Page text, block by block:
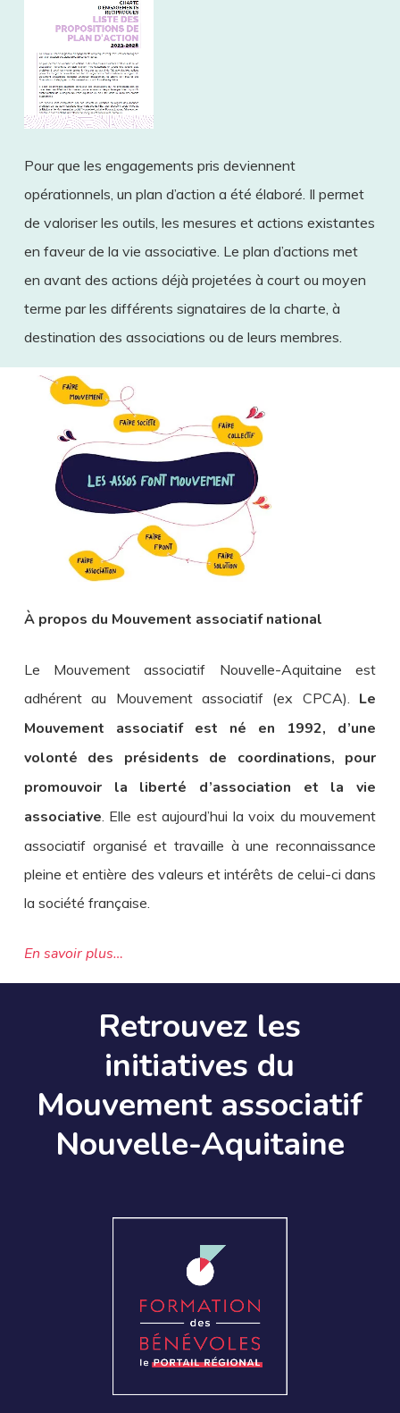
Pour que les engagements pris deviennent
opérationnels, un plan d’action a été élaboré. Il permet
de valoriser les outils, les mesures et actions existantes
en faveur de la vie associative. Le plan d’actions met
en avant des actions déjà projetées à court ou moyen
terme par les différents signataires de la charte, à
destination des associations ou de leurs membres.
À propos du Mouvement associatif national
Le Mouvement associatif Nouvelle-Aquitaine est
adhérent au Mouvement associatif (ex CPCA). Le
Mouvement associatif est né en 1992, d’une
volonté des présidents de coordinations, pour
promouvoir la liberté d’association et la vie
associative . Elle est aujourd’hui la voix du mouvement
associatif organisé et travaille à une reconnaissance
pleine et entière des valeurs et intérêts de celui-ci dans
la société française.
En savoir plus…
Retrouvez les
initiatives du
Mouvement associatif
Nouvelle-Aquitaine